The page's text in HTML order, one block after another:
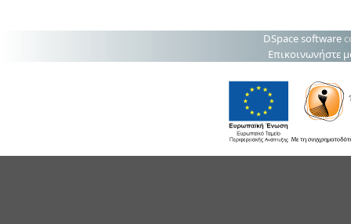
DSpace software
Επικοινωνήστε